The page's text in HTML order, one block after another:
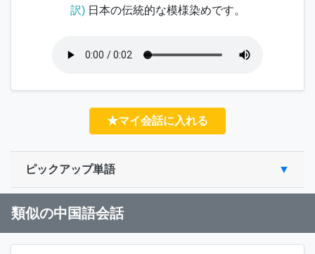
訳)日本の伝統的な模様染めです。
★マイ会話に入れる
ピックアップ単語
類似の中国語会話